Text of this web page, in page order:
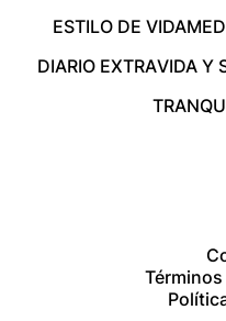
ESTILO DE VIDA
DIARIO EXTRAVIDA Y